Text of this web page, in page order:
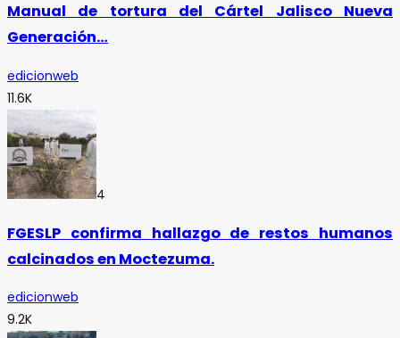
Manual de tortura del Cártel Jalisco Nueva
Generación…
edicionweb
11.6K
4
FGESLP confirma hallazgo de restos humanos
calcinados en Moctezuma.
edicionweb
9.2K